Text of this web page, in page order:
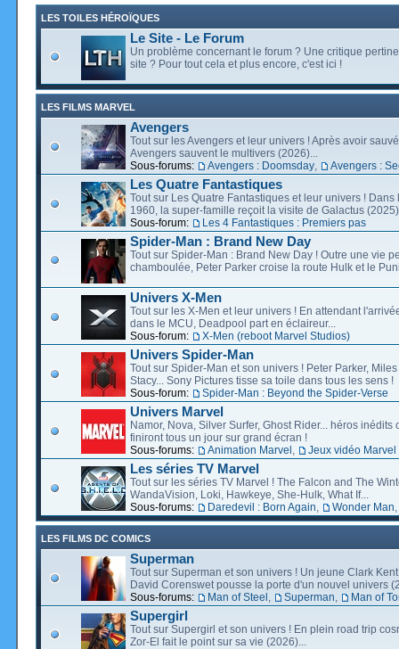
LES TOILES HÉROÏQUES
Le Site - Le Forum
Un problème concernant le forum ? Une critique
site ? Pour tout cela et plus encore, c'est ici !
LES FILMS MARVEL
Avengers
Tout sur les Avengers et leur univers ! Après avoir
Avengers sauvent le multivers (2026)...
Sous-forums:
Avengers : Doomsday Avengers :
Les Quatre Fantastiques
Tout sur Les Quatre Fantastiques et leur univers ! Dans
1960, la super-famille reçoit la visite de Galactus
Sous-forum:
Les 4 Fantastiques : Premiers pas
Spider-Man : Brand New Day
Tout sur Spider-Man : Brand New Day ! Outre une vie
chamboulée, Peter Parker croise la route Hulk et le
Univers X-Men
Tout sur les X-Men et leur univers ! En attendant
dans le MCU, Deadpool part en éclaireur...
Sous-forum:
X-Men (reboot Marvel Studios)
Univers Spider-Man
Tout sur Spider-Man et son univers ! Peter Parker,
Stacy... Sony Pictures tisse sa toile dans tous les sens !
Sous-forum:
Spider-Man : Beyond the Spider-Verse
Univers Marvel
Namor, Nova, Silver Surfer, Ghost Rider... héros inédits
finiront tous un jour sur grand écran !
Sous-forums:
Animation Marvel Jeux vidéo Marvel
Les séries TV Marvel
Tout sur les séries TV Marvel ! The Falcon and The
WandaVision, Loki, Hawkeye, She-Hulk, What If...
Sous-forums:
Daredevil : Born Again Wonder Man
LES FILMS DC COMICS
Superman
Tout sur Superman et son univers ! Un jeune Clark
David Corenswet pousse la porte d'un nouvel univers
Sous-forums:
Man of Steel Superman Man of
Supergirl
Tout sur Supergirl et son univers ! En plein road trip
Zor-El fait le point sur sa vie (2026)...